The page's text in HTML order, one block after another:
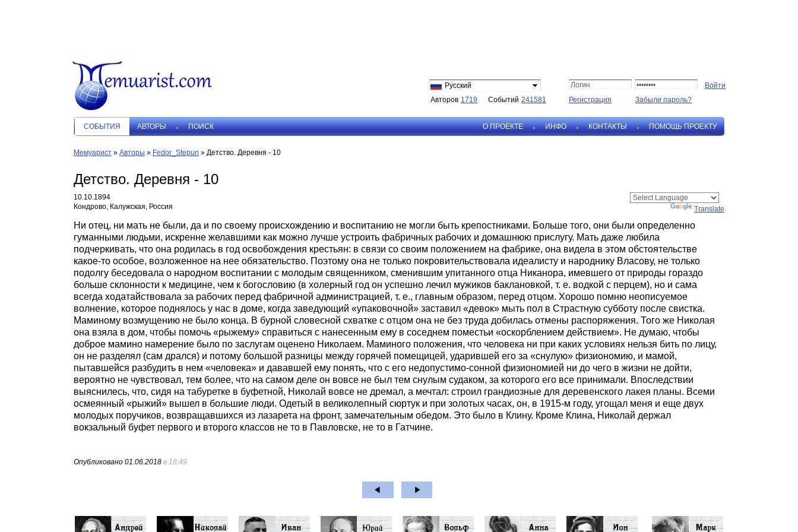
Русский
Авторов 1719 Событий 241581 Регистрация Забыли пароль?
СОБЫТИЯ АВТОРЫ ПОИСК О ПРОЕКТЕ ИНФО КОНТАКТЫ ПОМОЩЬ ПРОЕКТУ
Мемуарист » Авторы » Fedor_Stepun » Детство. Деревня - 10
Детство. Деревня - 10
10.10.1894
Кондрово, Калужская, Россия
Translate
Ни отец, ни мать не были, да и по своему происхождению и воспитанию не могли быть крепостниками. Больше того, они были определенно
гуманными людьми, искренне желавшими как можно лучше устроить фабричных рабочих и домашнюю прислугу. Мать даже любила
подчеркивать, что она родилась в год освобождения крестьян: в связи со своим положением на фабрике, она видела в этом обстоятельстве
какое-то особое, возложенное на нее обязательство. Поэтому она не только покровительствовала идеалисту и народнику Власову, не только
подолгу беседовала о народном воспитании с молодым священником, сменившим упитанного отца Никанора, имевшего от природы гораздо
больше склонности к медицине, чем к богословию (в холерный год он успешно лечил мужиков баклановкой, т. е. водкой с перцем), но и сама
всегда ходатайствовала за рабочих перед фабричной администрацией, т. е., главным образом, перед отцом. Хорошо помню неописуемое
волнение, которое поднялось у нас в доме, когда заведующий «упаковочной» заставил «девок» мыть пол в Страстную субботу после свистка.
Маминому возмущению не было конца. В бурной словесной схватке с отцом она не без труда добилась отмены распоряжения. Того же Николая
она взяла в дом, чтобы помочь «рыжему» справиться с нанесенным ему в соседнем поместьи «оскорблением действием». Не думаю, чтобы
доброе мамино намерение было по заслугам оценено Николаем. Маминого положения, что человека ни при каких условиях нельзя бить по лицу,
он не разделял (сам дрался) и потому большой разницы между горячей помещицей, ударившей его за «снулую» физиономию, и мамой,
пытавшейся разбудить в нем «человека» и дававшей ему понять, что с его недопустимо-сонной физиономией ни до чего в жизни не дойти,
вероятно не чувствовал, тем более, что на самом деле он вовсе не был тем снулым судаком, за которого его все принимали. Впоследствии
выяснилесь, что, сидя на табуретке в буфетной, Николай вовсе не дремал, а мечтал: строил грандиозные для деревенского лакея планы. Всеми
осмеянный «рыжий» вышел в большие люди. Одетый в великолепный сюртук и при золотых часах, он, в 1915-м году, угощал меня и еще двух
молодых поручиков, возвращавшихся из лазарета на фронт, замечательным обедом. Это было в Клину. Кроме Клина, Николай держал
вокзальный буфет первого и второго классов не то в Павловске, не то в Гатчине.
Опубликовано 01.06.2018 в 18:49